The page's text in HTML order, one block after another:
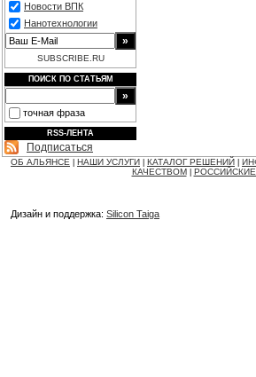
Новости ВПК
Нанотехнологии
SUBSCRIBE.RU
ПОИСК ПО СТАТЬЯМ
точная фраза
RSS-ЛЕНТА
Подписаться
ОБ АЛЬЯНСЕ НАШИ УСЛУГИ КАТАЛОГ РЕШЕНИЙ
КАЧЕСТВОМ
Дизайн и поддержка: Silicon Taiga